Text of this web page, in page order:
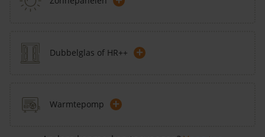
Dubbelglas of HR++ +
Warmtepomp +